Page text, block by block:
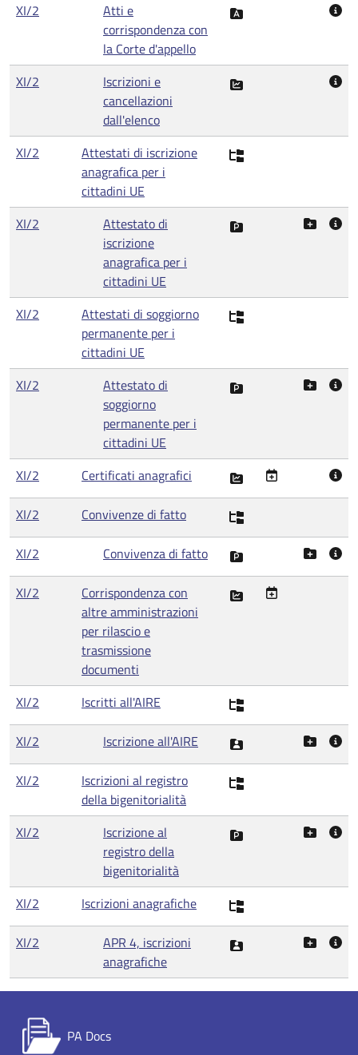
XI/2
Atti e
corrispondenza con
la Corte d'appello
XI/2
Iscrizioni e
cancellazioni
dall'elenco
XI/2
Attestati di iscrizione
anagrafica per i
cittadini UE
XI/2
Attestato di
iscrizione
anagrafica per i
cittadini UE
XI/2
Attestati di soggiorno
permanente per i
cittadini UE
XI/2
Attestato di
soggiorno
permanente per i
cittadini UE
XI/2
Certificati anagrafici
XI/2 Convivenze di fatto
XI/2 Convivenza di fatto
XI/2
Corrispondenza con
altre amministrazioni
per rilascio e
trasmissione
documenti
XI/2
Iscritti all'AIRE
XI/2 Iscrizione all'AIRE
XI/2
Iscrizioni al registro
della bigenitorialità
XI/2
Iscrizione al
registro della
bigenitorialità
XI/2
Iscrizioni anagrafiche
XI/2
APR 4, iscrizioni
anagrafiche
PA Docs